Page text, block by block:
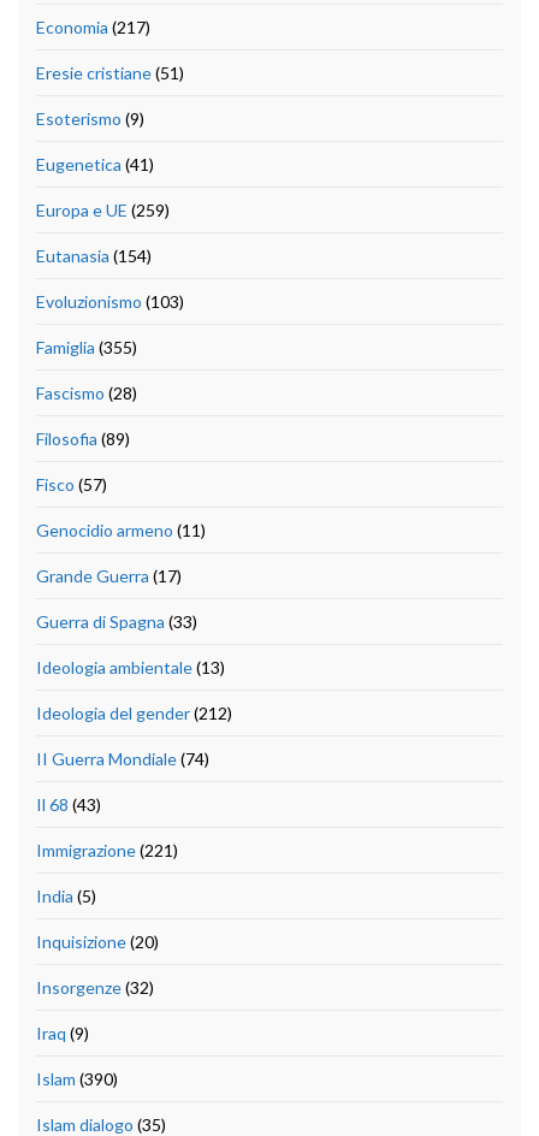
Economia (217)
Eresie cristiane(51)
Esoterismo (9)
Eugenetica (41)
Europa e UE (259)
Eutanasia (154)
Evoluzionismo (103)
Famiglia (355)
Fascismo (28)
Filosofia (89)
Fisco (57)
Genocidio armeno (11)
Grande Guerra (17)
Guerra di Spagna (33)
Ideologia ambientale(13)
Ideologia del gender(212)
II Guerra Mondiale(74)
Il 68 (43)
Immigrazione(221)
India (5)
Inquisizione(20)
Insorgenze(32)
Iraq (9)
Islam (390)
Islam dialogo (35)